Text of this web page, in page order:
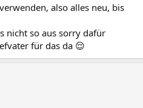
also alles neu, bis
nicht so aus sorry dafür
für das da 😌